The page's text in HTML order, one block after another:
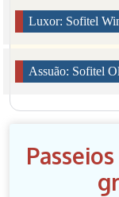
Luxor: Sofitel
Assuão: Sofitel